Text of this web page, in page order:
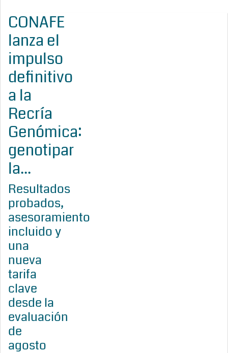
CONAFE
lanza el
impulso
definitivo
a la
Recría
Genómica:
genotipar
la...
Resultados
probados,
asesoramiento
incluido y
una
nueva
tarifa
clave
desde la
evaluación
de
agosto